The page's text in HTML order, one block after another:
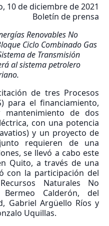
10 de diciembre de 2021
Boletín de prensa
Renovables No
Ciclo Combinado Gas
de Transmisión
al sistema petrolero
de tres Procesos
para el financiamiento,
mantenimiento de dos
con una potencia
y un proyecto de
requieren de una
se llevó a cabo este
Quito, a través de una
con la participación del
Naturales No
Bermeo Calderón, del
Gabriel Argüello Ríos y
Uquillas.